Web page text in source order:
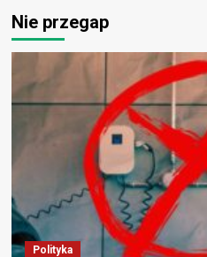
Nie przegap
Polityka